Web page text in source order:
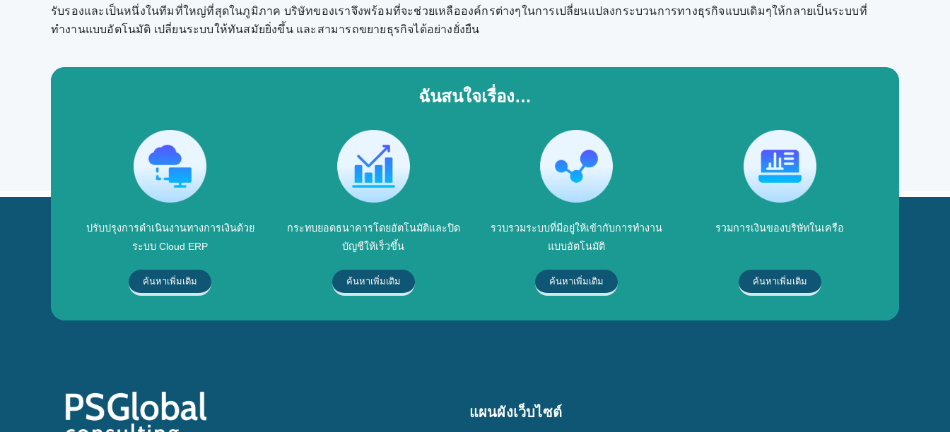
รับรองและเป็นหนึ่งในทีมที่ใหญ่ที่สุดในภูมิภาค บริษัทของเราจึงพร้อมที่จะช่วยเหลือองค์กรต่างๆในการเปลี่ยนแปลงกระบวนการทางธุรกิจแบบเดิมๆให้กลายเป็นระบบที่
ทำงานแบบอัตโนมัติ เปลี่ยนระบบให้ทันสมัยยิ่งขึ้น และสามารถขยายธุรกิจได้อย่างยั่งยืน
ฉันสนใจเรื่อง…
ปรับปรุงการดำเนินงานทางการเงินด้วย
ระบบ Cloud ERP
ค้นหาเพิ่มเติม
กระทบยอดธนาคารโดยอัตโนมัติและปิด
บัญชีให้เร็วขึ้น
ค้นหาเพิ่มเติม
รวบรวมระบบที่มีอยู่ให้เข้ากับการทำงาน
แบบอัตโนมัติ
ค้นหาเพิ่มเติม
รวมการเงินของบริษัทในเครือ
ค้นหาเพิ่มเติม
แผนผังเว็บไซต์